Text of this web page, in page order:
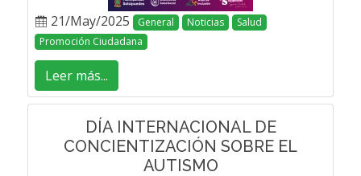
21/May/2025 General Noticias
Salud
Promoción Ciudadana
Leer más...
DÍA INTERNACIONAL DE
CONCIENTIZACIÓN SOBRE EL
AUTISMO